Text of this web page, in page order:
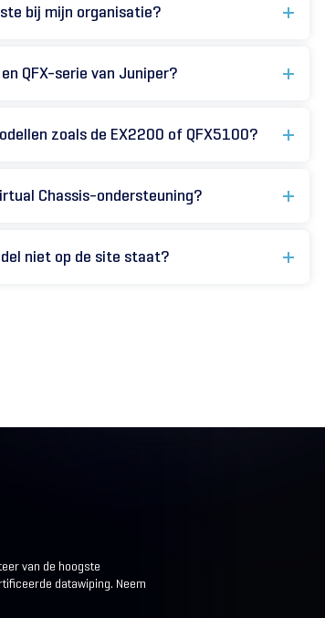
bij mijn organisatie?
QFX-serie van Juniper?
zoals de EX2200 of QFX5100?
Chassis-ondersteuning?
niet op de site staat?
van de hoogste
datawiping. Neem